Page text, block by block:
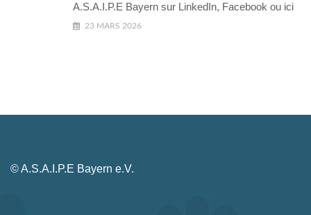
A.S.A.I.P.E Bayern sur LinkedIn, Facebook ou ici
23 MARS 2026
© A.S.A.I.P.E Bayern e.V.